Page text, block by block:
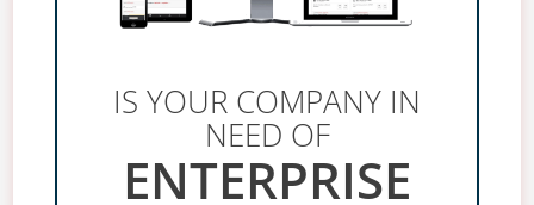
IS YOUR COMPANY IN
NEED OF
ENTERPRISE